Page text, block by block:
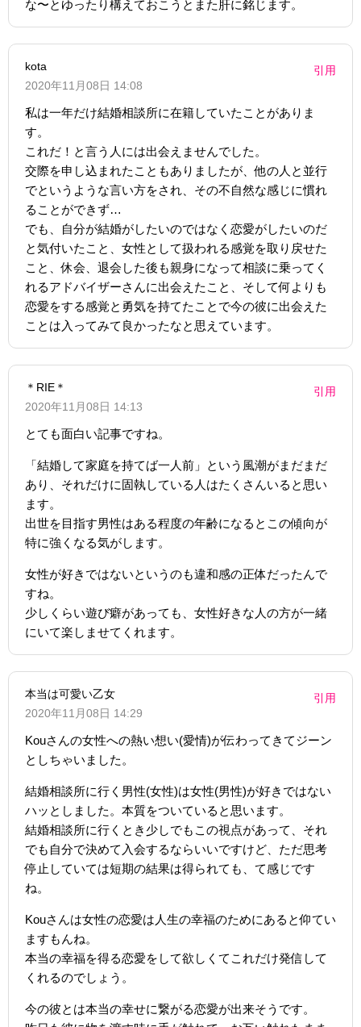
な〜とゆったり構えておこうとまた肝に銘じます。
kota
2020年11月08日 14:08
引用
私は一年だけ結婚相談所に在籍していたことがありま
す。
これだ！と言う人には出会えませんでした。
交際を申し込まれたこともありましたが、他の人と並行
でというような言い方をされ、その不自然な感じに慣れ
ることができず…
でも、自分が結婚がしたいのではなく恋愛がしたいのだ
と気付いたこと、女性として扱われる感覚を取り戻せた
こと、休会、退会した後も親身になって相談に乗ってく
れるアドバイザーさんに出会えたこと、そして何よりも
恋愛をする感覚と勇気を持てたことで今の彼に出会えた
ことは入ってみて良かったなと思えています。
＊RIE＊
2020年11月08日 14:13
引用
とても面白い記事ですね。
「結婚して家庭を持てば一人前」という風潮がまだまだ
あり、それだけに固執している人はたくさんいると思い
ます。
出世を目指す男性はある程度の年齢になるとこの傾向が
特に強くなる気がします。
女性が好きではないというのも違和感の正体だったんで
すね。
少しくらい遊び癖があっても、女性好きな人の方が一緒
にいて楽しませてくれます。
本当は可愛い乙女
2020年11月08日 14:29
引用
Kouさんの女性への熱い想い(愛情)が伝わってきてジーン
としちゃいました。
結婚相談所に行く男性(女性)は女性(男性)が好きではない
ハッとしました。本質をついていると思います。
結婚相談所に行くとき少しでもこの視点があって、それ
でも自分で決めて入会するならいいですけど、ただ思考
停止していては短期の結果は得られても、て感じです
ね。
Kouさんは女性の恋愛は人生の幸福のためにあると仰てい
ますもんね。
本当の幸福を得る恋愛をして欲しくてこれだけ発信して
くれるのでしょう。
今の彼とは本当の幸せに繋がる恋愛が出来そうです。